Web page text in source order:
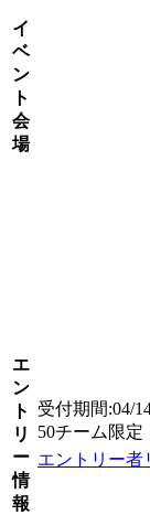
イ
ベ
ン
ト
会
場
エ
ン
ト
リ
ー
情
報
受付期間:04/
50チーム限定
エントリー者